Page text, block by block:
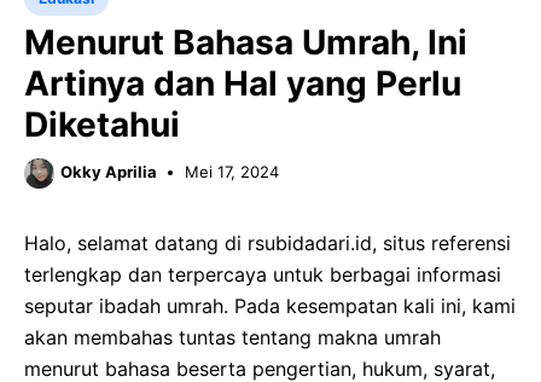
Menurut Bahasa Umrah, Ini
Artinya dan Hal yang Perlu
Diketahui
Okky Aprilia Mei 17, 2024
Halo, selamat datang di rsubidadari.id, situs referensi
terlengkap dan terpercaya untuk berbagai informasi
seputar ibadah umrah. Pada kesempatan kali ini, kami
akan membahas tuntas tentang makna umrah
menurut bahasa beserta pengertian, hukum, syarat,